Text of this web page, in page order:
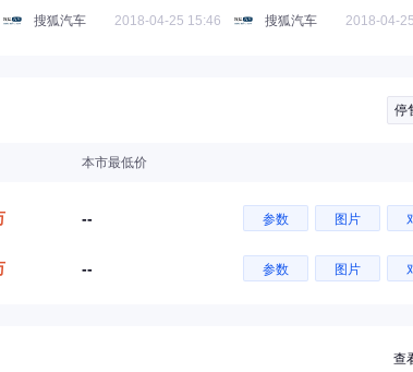
搜狐汽车 2018-04-25 15:46 搜狐汽车 2018-04-
停
本市最低价
-- 参数 图片
-- 参数 图片
查